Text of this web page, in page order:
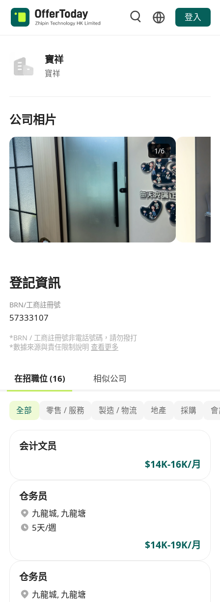
登入
寶祥
寶祥
公司相片
1/6
登記資訊
BRN/工商註冊號
57333107
*BRN / 工商註冊號非電話號碼，請勿撥打
*數據來源與責任限制說明 查看更多
在招職位 (16) 相似公司
全部 零售 / 服務 製造 / 物流 地產 採購
会计文员
$14K-16K/月
仓务员
九龍城, 九龍塘
5天/週
$14K-19K/月
仓务员
九龍城, 九龍塘